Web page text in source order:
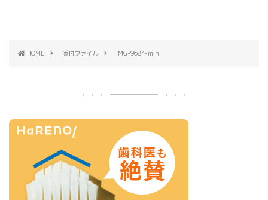
HOME 添付ファイル IMG-9684-min